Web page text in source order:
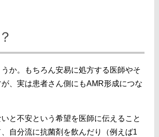
か。もちろん安易に処方する医師やそ
、実は患者さん側にもAMR形成につな
と不安という希望を医師に伝えること
自分流に抗菌剤を飲んだり（例えば1